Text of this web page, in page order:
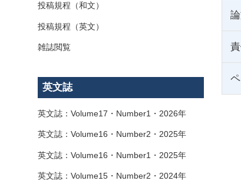
投稿規程（和文）
投稿規程（英文）
雑誌閲覧
英文誌
英文誌：Volume17・Number1・2026年
英文誌：Volume16・Number2・2025年
英文誌：Volume16・Number1・2025年
英文誌：Volume15・Number2・2024年